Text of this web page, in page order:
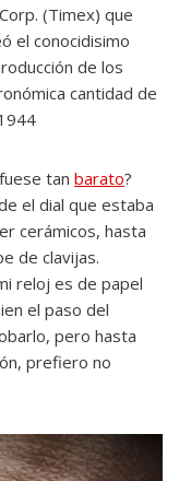
(Timex) que
el conocidisimo
de los
cantidad de
tan barato?
el dial que estaba
cerámicos, hasta
de clavijas.
reloj es de papel
el paso del
pero hasta
prefiero no